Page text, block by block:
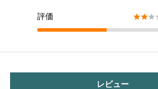
評価 
レビュー